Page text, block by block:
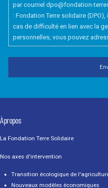
par courriel dpo@fondation-
: Fondation Terre solidaire (DPO),
cas de difficulté en lien avec la
personnelles, vous pouvez
À propos
La Fondation Terre Solidaire
Nos axes d'intervention
Transition écologique de
Nouveaux modèles économiques